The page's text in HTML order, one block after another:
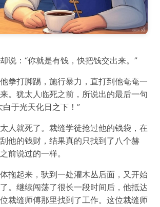
说：“你就是有钱，快把钱交出来。”
拳打脚踢，施行暴力，直打到他奄奄一
。犹太人临死之前，所说出的最后一句
白于光天化日之下！”
人就死了。裁缝学徒抢过他的钱袋，在
他的钱财，结果真的只找到了八个赫
前说过的一样。
拖起来，驮到一处灌木丛后面，又开始
。继续闯荡了很长一段时间后，他抵达
裁缝师傅那里找到了工作。这位裁缝师